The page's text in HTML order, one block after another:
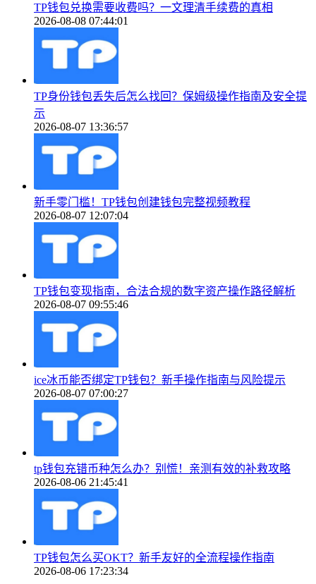
TP钱包兑换需要收费吗？一文理清手续费的真相
2026-08-08 07:44:01
TP身份钱包丢失后怎么找回？保姆级操作指南及安全提
示
2026-08-07 13:36:57
新手零门槛！TP钱包创建钱包完整视频教程
2026-08-07 12:07:04
TP钱包变现指南，合法合规的数字资产操作路径解析
2026-08-07 09:55:46
ice冰币能否绑定TP钱包？新手操作指南与风险提示
2026-08-07 07:00:27
tp钱包充错币种怎么办？别慌！亲测有效的补救攻略
2026-08-06 21:45:41
TP钱包怎么买OKT？新手友好的全流程操作指南
2026-08-06 17:23:34